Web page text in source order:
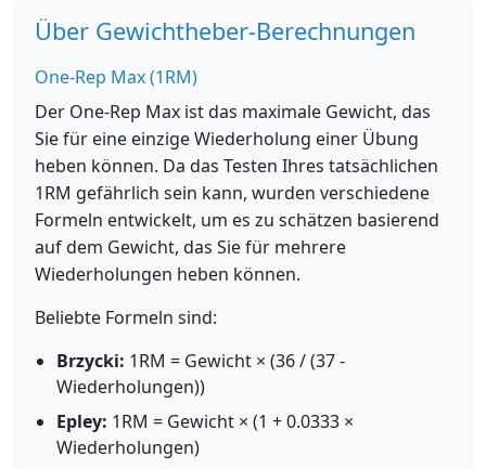
Über Gewichtheber-Berechnungen
One-Rep Max (1RM)
Der One-Rep Max ist das maximale Gewicht, das
Sie für eine einzige Wiederholung einer Übung
heben können. Da das Testen Ihres tatsächlichen
1RM gefährlich sein kann, wurden verschiedene
Formeln entwickelt, um es zu schätzen basierend
auf dem Gewicht, das Sie für mehrere
Wiederholungen heben können.
Beliebte Formeln sind:
Brzycki: 1RM = Gewicht × (36 / (37 -
Wiederholungen))
Epley: 1RM = Gewicht × (1 + 0.0333 ×
Wiederholungen)